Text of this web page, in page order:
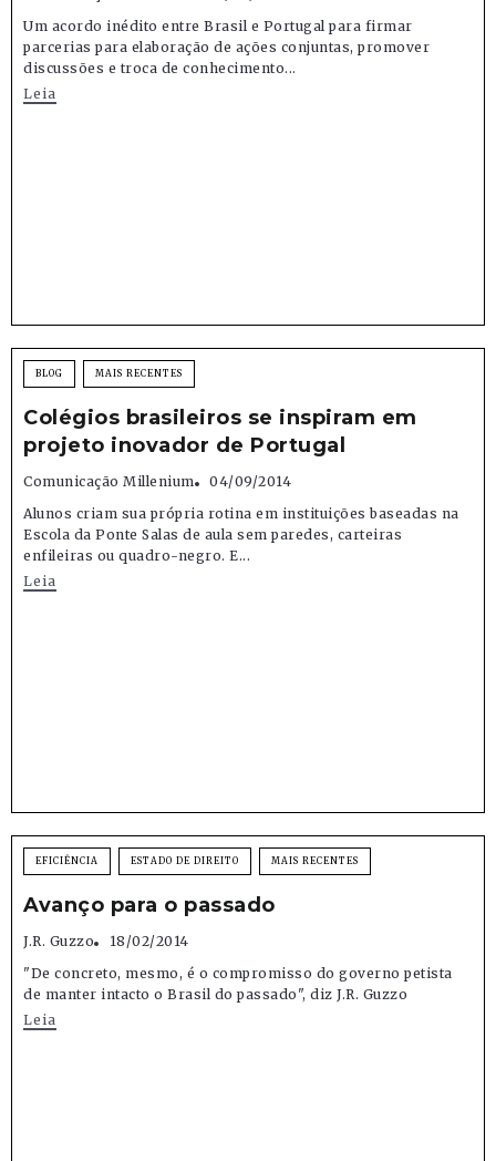
Um acordo inédito entre Brasil e Portugal para firmar
parcerias para elaboração de ações conjuntas, promover
discussões e troca de conhecimento...
Leia
BLOG MAIS RECENTES
Colégios brasileiros se inspiram em
projeto inovador de Portugal
Comunicação Millenium
04/09/2014
Alunos criam sua própria rotina em instituições baseadas na
Escola da Ponte Salas de aula sem paredes, carteiras
enfileiras ou quadro-negro. E...
Leia
EFICIÊNCIA ESTADO DE DIREITO MAIS RECENTES
Avanço para o passado
J.R. Guzzo
18/02/2014
"De concreto, mesmo, é o compromisso do governo petista
de manter intacto o Brasil do passado", diz J.R. Guzzo
Leia